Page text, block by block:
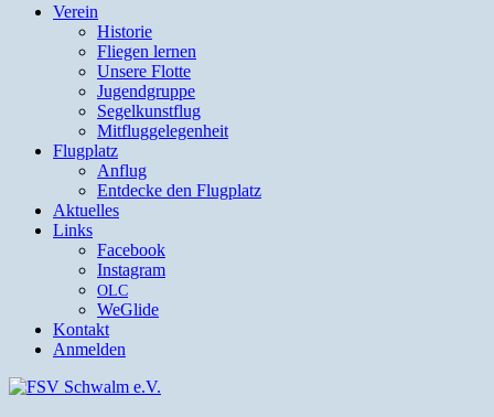
Verein
Historie
Fliegen lernen
Unsere Flotte
Jugendgruppe
Segelkunstflug
Mitfluggelegenheit
Flugplatz
Anflug
Entdecke den Flugplatz
Aktuelles
Links
Facebook
Instagram
OLC
WeGlide
Kontakt
Anmelden